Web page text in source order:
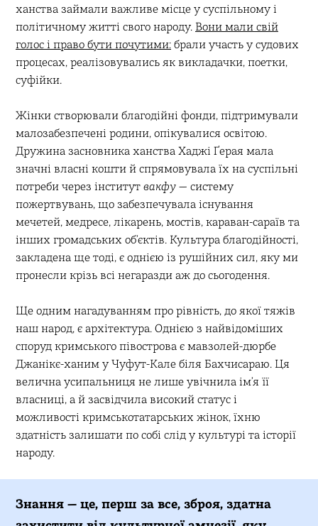
ханства займали важливе місце у суспільному і
політичному житті свого народу. Вони мали свій
голос і право бути почутими:брали участь у судових
процесах, реалізовувались як викладачки, поетки,
суфійки.
Жінки створювали благодійні фонди, підтримували
малозабезпечені родини, опікувалися освітою.
Дружина засновника ханства Хаджі Ґерая мала
значні власні кошти й спрямовувала їх на суспільні
потреби через інститутвакфу— систему
пожертвувань, що забезпечувала існування
мечетей, медресе, лікарень, мостів, караван-сараїв та
інших громадських об’єктів. Культура благодійності,
закладена ще тоді, є однією із рушійних сил, яку ми
пронесли крізь всі негаразди аж до сьогодення.
Ще одним нагадуванням про рівність, до якої тяжів
наш народ, є архітектура. Однією з найвідоміших
споруд кримського півострова є мавзолей-дюрбе
Джанікє-ханим у Чуфут-Кале біля Бахчисараю. Ця
велична усипальниця не лише увічнила ім’я її
власниці, а й засвідчила високий статус і
можливості кримськотатарських жінок, їхню
здатність залишати по собі слід у культурі та історії
народу.
Знання — це, перш за все, зброя, здатна